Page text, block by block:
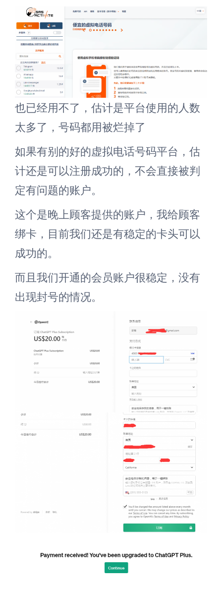
也已经用不了，估计是平台使用的人数
太多了，号码都用被烂掉了
如果有别的好的虚拟电话号码平台，估
计还是可以注册成功的，不会直接被判
定有问题的账户。
这个是晚上顾客提供的账户，我给顾客
绑卡，目前我们还是有稳定的卡头可以
成功的。
而且我们开通的会员账户很稳定，没有
出现封号的情况。